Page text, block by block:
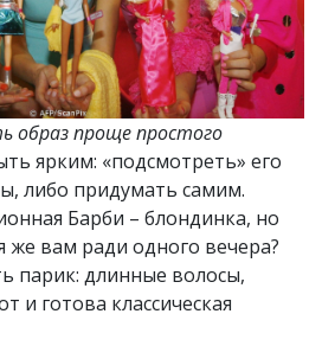
образ проще простого
ярким: «подсмотреть» его
либо придумать самим.
Барби – блондинка, но
же вам ради одного вечера?
парик: длинные волосы,
и готова классическая